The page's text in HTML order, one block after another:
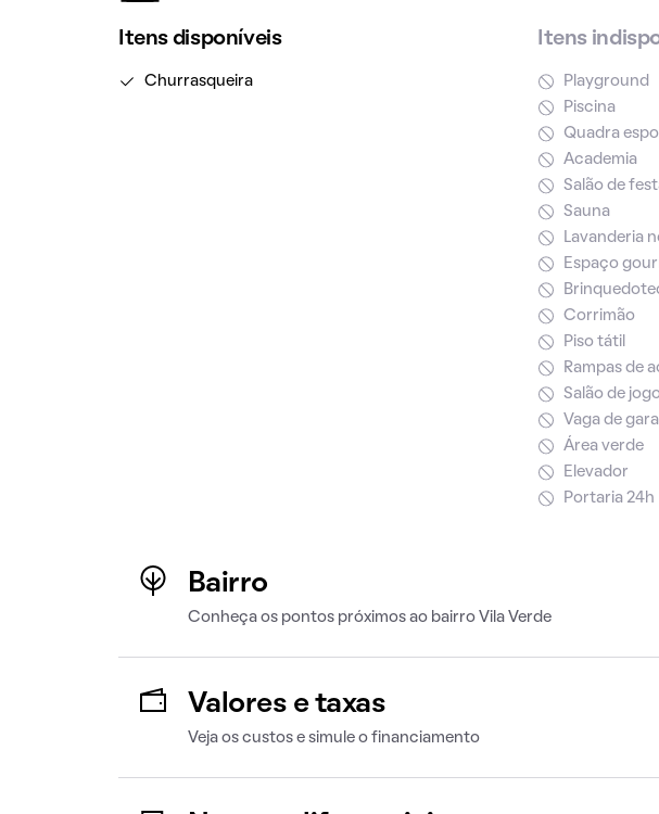
Itens disponíveis
Churrasqueira
Itens
Playground
Piscina
Quadra
Academia
Salão de
Sauna
Lavanderia
Espaço
Corrimão
Piso tátil
Rampas de
Salão de
Vaga de
Área verde
Elevador
Portaria 24h
Bairro
Conheça os pontos próximos ao bairro Vila Verde
Valores e taxas
Veja os custos e simule o financiamento